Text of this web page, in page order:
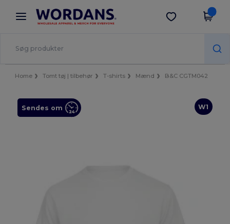
× Wordans-app
Bedre priser i appen!
Hent app
Home Tomt tøj | tilbehør T-shirts Mænd B&C CGTM042
W1
Sendes om